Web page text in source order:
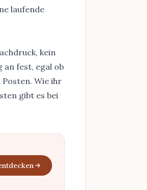
laufende
kein
an fest, egal ob
Wie ihr
gibt es bei